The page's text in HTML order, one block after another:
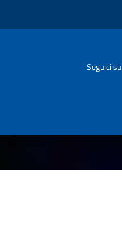
Seguici su